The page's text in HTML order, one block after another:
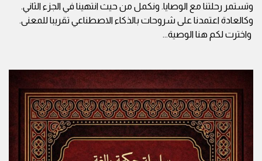
وتستمر رحلتنا مع الوصايا. ونكمل من حيث انتهينا في الجزء الثاني.
وكالعادة اعتمدنا على شروحات بالذكاء الاصطناعي تقريبا للمعنى.
واخترت لكم هنا الوصية...